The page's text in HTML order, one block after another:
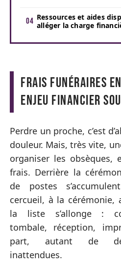
Ressources et aides
alléger la charge
Frais funéraires
enjeu financier
Perdre un proche, c’est
douleur. Mais, très vite,
organiser les obsèques,
frais. Derrière la
de postes
cercueil, à la cérémonie,
la liste s’allonge :
tombale, réception,
part, autant de
inattendues.